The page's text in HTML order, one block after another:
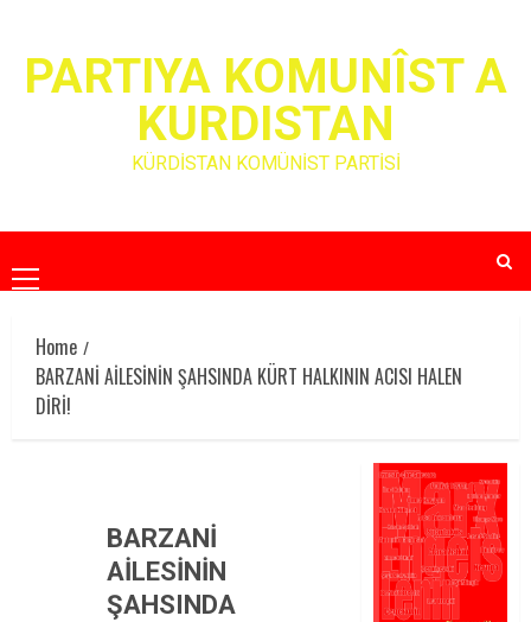
contentPARTIYA KOMUNÎST A
KURDISTAN
KÜRDİSTAN KOMÜNİST PARTİSİ
Primary
Menu
Home
BARZANİ AİLESİNİN ŞAHSINDA KÜRT HALKININ ACISI HALEN
DİRİ!
BARZANİ
AİLESİNİN
ŞAHSINDA